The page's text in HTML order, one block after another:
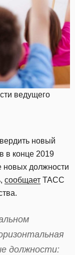
ведущего
новый
в конце 2019
новых должности
сообщает ТАСС
должности: